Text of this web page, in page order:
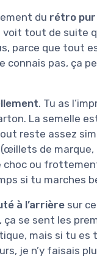
du rétro pur
tout de suite
parce que tout
pas, ça
. Tu as
La semelle
reste assez
de
choc ou
si tu marches
à l’arrière sur
se sent les
mais si tu
je n’y faisais